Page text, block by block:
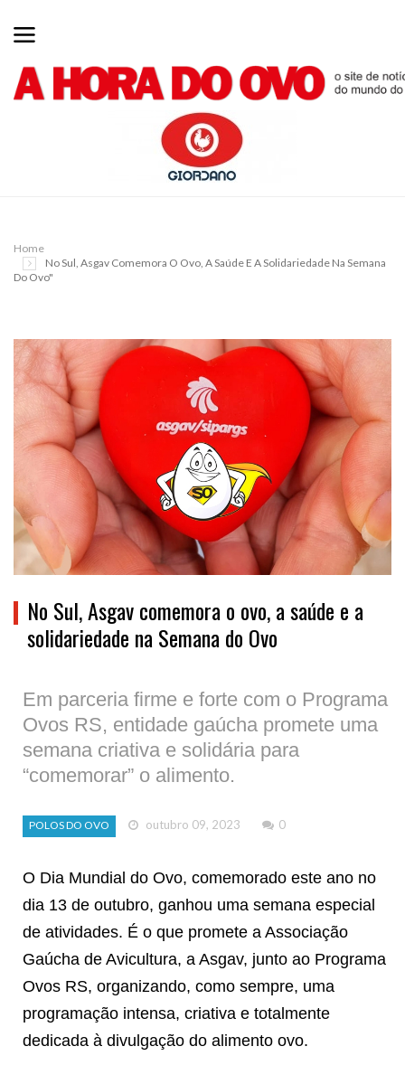
Home
No Sul, Asgav Comemora O Ovo, A Saúde E A Solidariedade Na Semana
Do Ovo"
No Sul, Asgav comemora o ovo, a saúde e a
solidariedade na Semana do Ovo
Em parceria firme e forte com o Programa
Ovos RS, entidade gaúcha promete uma
semana criativa e solidária para
“comemorar” o alimento.
POLOS DO OVO outubro 09, 2023 0
O Dia Mundial do Ovo, comemorado este ano no
dia 13 de outubro, ganhou uma semana especial
de atividades. É o que promete a Associação
Gaúcha de Avicultura, a Asgav, junto ao Programa
Ovos RS, organizando, como sempre, uma
programação intensa, criativa e totalmente
dedicada à divulgação do alimento ovo.